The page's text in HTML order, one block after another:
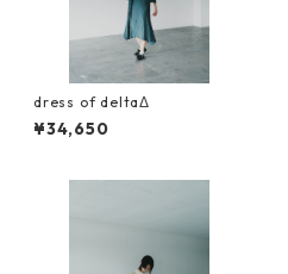
dress of deltaΔ
¥34,650